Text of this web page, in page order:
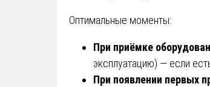
Оптимальные моменты:
При приёмке
эксплуатацию) — если
При появлении первых